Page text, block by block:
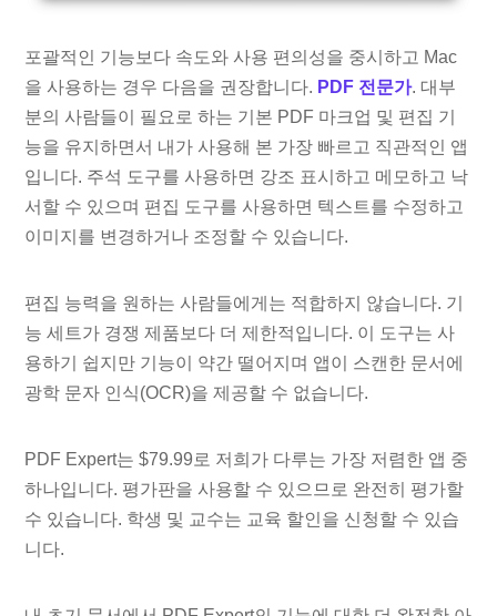
포괄적인 기능보다 속도와 사용 편의성을 중시하고 Mac
을 사용하는 경우 다음을 권장합니다. PDF 전문가. 대부
분의 사람들이 필요로 하는 기본 PDF 마크업 및 편집 기
능을 유지하면서 내가 사용해 본 가장 빠르고 직관적인 앱
입니다. 주석 도구를 사용하면 강조 표시하고 메모하고 낙
서할 수 있으며 편집 도구를 사용하면 텍스트를 수정하고
이미지를 변경하거나 조정할 수 있습니다.
편집 능력을 원하는 사람들에게는 적합하지 않습니다. 기
능 세트가 경쟁 제품보다 더 제한적입니다. 이 도구는 사
용하기 쉽지만 기능이 약간 떨어지며 앱이 스캔한 문서에
광학 문자 인식(OCR)을 제공할 수 없습니다.
PDF Expert는 $79.99로 저희가 다루는 가장 저렴한 앱 중
하나입니다. 평가판을 사용할 수 있으므로 완전히 평가할
수 있습니다. 학생 및 교수는 교육 할인을 신청할 수 있습
니다.